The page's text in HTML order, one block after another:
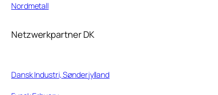
Nordmetall
Netzwerkpartner DK
Dansk Industri, Sønderjylland